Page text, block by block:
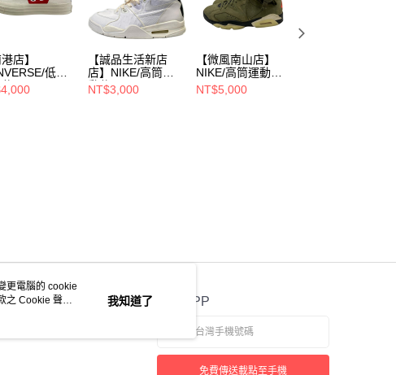
港店】
低筒
閒
【誠品生活新店
店】NIKE/高筒運
動休閒
鞋/27.5cm/804605
NT$3,000
【微風南山店】
NIKE/高筒運動休
閒
鞋/27.5cm/CN108
NT$5,000
官方APP
免費傳送載點至手機
更電腦的 cookie
之 Cookie 聲明
我知道了